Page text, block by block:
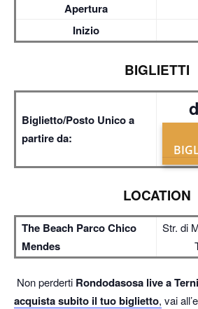
Apertura
Inizio
BIGLIETTI
Biglietto/Posto Unico a
partire da:
LOCATION
The Beach Parco Chico
Mendes
Str. di
Non perderti Rondodasosa live a Terni
acquista subito il tuo biglietto, vai